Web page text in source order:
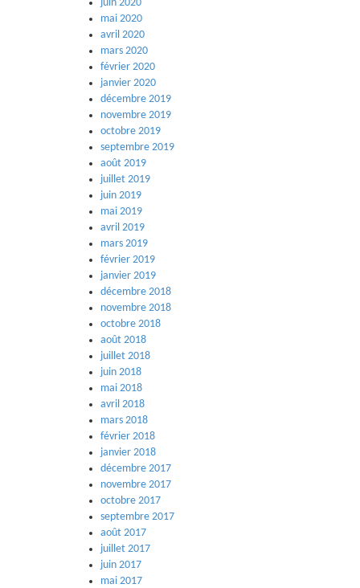
juin 2020
mai 2020
avril 2020
mars 2020
février 2020
janvier 2020
décembre 2019
novembre 2019
octobre 2019
septembre 2019
août 2019
juillet 2019
juin 2019
mai 2019
avril 2019
mars 2019
février 2019
janvier 2019
décembre 2018
novembre 2018
octobre 2018
août 2018
juillet 2018
juin 2018
mai 2018
avril 2018
mars 2018
février 2018
janvier 2018
décembre 2017
novembre 2017
octobre 2017
septembre 2017
août 2017
juillet 2017
juin 2017
mai 2017